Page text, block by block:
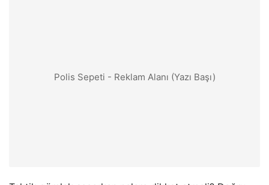
Polis Sepeti - Reklam Alanı (Yazı Başı)